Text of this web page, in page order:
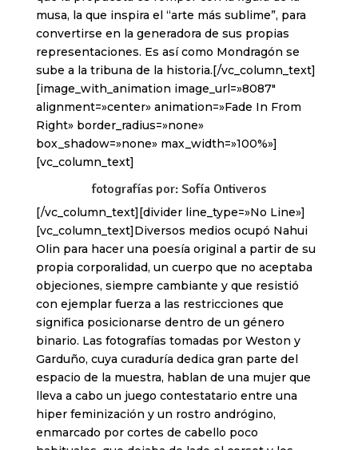
musa, la que inspira el “arte más sublime”, para
convertirse en la generadora de sus propias
representaciones. Es así como Mondragón se
sube a la tribuna de la historia.[/vc_column_text]
[image_with_animation image_url=»8087″
alignment=»center» animation=»Fade In From
Right» border_radius=»none»
box_shadow=»none» max_width=»100%»]
[vc_column_text]
fotografías por: Sofía Ontiveros
[/vc_column_text][divider line_type=»No Line»]
[vc_column_text]Diversos medios ocupó Nahui
Olin para hacer una poesía original a partir de su
propia corporalidad, un cuerpo que no aceptaba
objeciones, siempre cambiante y que resistió
con ejemplar fuerza a las restricciones que
significa posicionarse dentro de un género
binario. Las fotografías tomadas por Weston y
Garduño, cuya curaduría dedica gran parte del
espacio de la muestra, hablan de una mujer que
lleva a cabo un juego contestatario entre una
hiper feminización y un rostro andrógino,
enmarcado por cortes de cabello poco